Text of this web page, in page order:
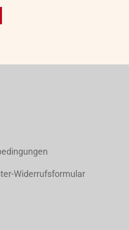
Widerrufsformular